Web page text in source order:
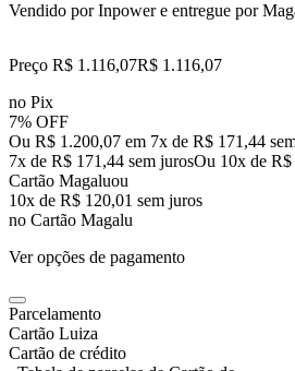
Vendido porInpowere entregue por
Preço R$ 1.116,07R$ 1.116,07
no Pix
7% OFF
Ou R$ 1.200,07 em 7x de R$ 171,44
7x de R$ 171,44 sem jurosOu 10x de R$
Cartão Magaluou
10x de R$ 120,01 sem juros
no Cartão Magalu
Ver opções de pagamento
Parcelamento
Cartão Luiza
Cartão de crédito